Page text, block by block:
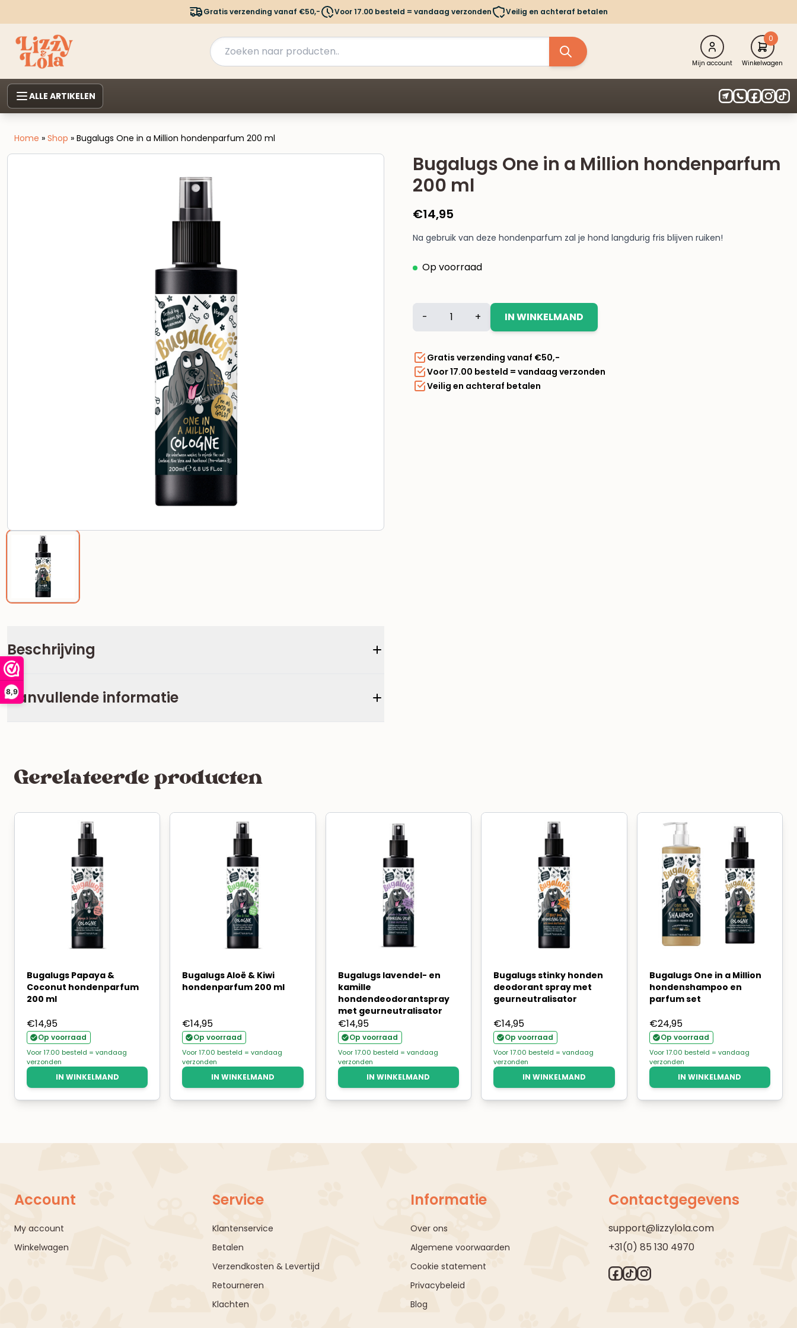
8,9
Gratis verzending vanaf €50,- Voor 17.00 besteld = vandaag verzonden Veilig en achteraf betalen
Mijn account
0
Winkelwagen
ALLE ARTIKELEN
Home » Shop » Bugalugs One in a Million hondenparfum 200 ml
Beschrijving
Aanvullende informatie
Bugalugs One in a Million hondenparfum
200 ml
€14,95
Na gebruik van deze hondenparfum zal je hond langdurig fris blijven ruiken!
Op voorraad
a
Million
hondenparfum
200
- + IN WINKELMAND
Gratis verzending vanaf €50,-
Voor 17.00 besteld = vandaag verzonden
Veilig en achteraf betalen
Gerelateerde producten
Bugalugs Papaya &
Coconut hondenparfum
200 ml
€14,95
Op voorraad
Voor 17.00 besteld = vandaag
verzonden
IN WINKELMAND
Bugalugs Aloë & Kiwi
hondenparfum 200 ml
€14,95
Op voorraad
Voor 17.00 besteld = vandaag
verzonden
IN WINKELMAND
Bugalugs lavendel- en
kamille
hondendeodorantspray
met geurneutralisator
€14,95
Op voorraad
Voor 17.00 besteld = vandaag
verzonden
IN WINKELMAND
Bugalugs stinky honden
deodorant spray met
geurneutralisator
€14,95
Op voorraad
Voor 17.00 besteld = vandaag
verzonden
IN WINKELMAND
Bugalugs One in a Million
hondenshampoo en
parfum set
€24,95
Op voorraad
Voor 17.00 besteld = vandaag
verzonden
IN WINKELMAND
Account
My account
Winkelwagen
Service
Klantenservice
Betalen
Verzendkosten & Levertijd
Retourneren
Klachten
Informatie
Over ons
Algemene voorwaarden
Cookie statement
Privacybeleid
Blog
Contactgegevens
support@lizzylola.com
+31(0) 85 130 4970